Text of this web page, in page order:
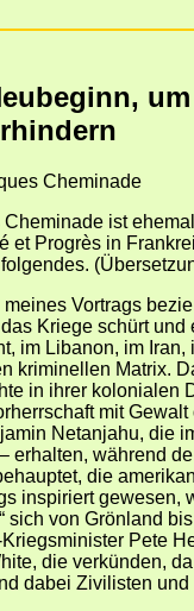
Cheminade
Cheminade ist
et Progrès in
meines Vortrags
Kriege schürt
im Libanon, im
kriminellen Matrix.
in ihrer kolonialen
mit
Netanjahu, die
erhalten, während
die
inspiriert gewesen,
sich von Grönland
Pete
die verkünden,
dabei Zivilisten